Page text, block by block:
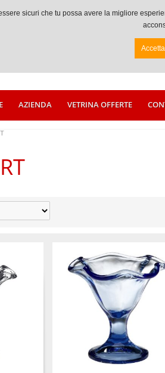
AZIENDA VETRINA OFFERTE
sicuri che tu possa avere la migliore
Accetta